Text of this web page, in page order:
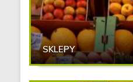
SKLEPY